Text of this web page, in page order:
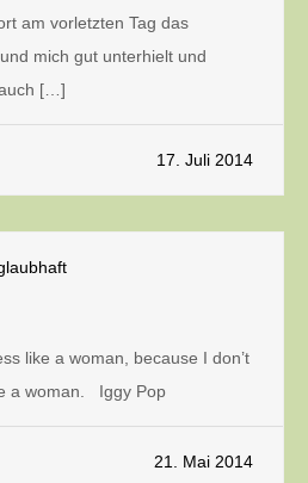
am vorletzten Tag das
mich gut unterhielt und
[…]
17. Juli 2014
like a woman, because I don’t
a woman. Iggy Pop
21. Mai 2014